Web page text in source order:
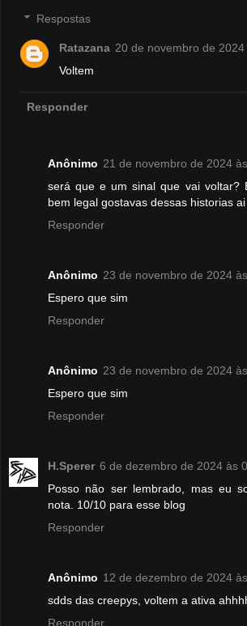
Respostas
Ratazana 20 de novembro de
Voltem
Responder
Anônimo 21 de novembro de 2024
será que e um sinal que vai voltar?
bem legal gostavas dessas historias ai
Responder
Anônimo 23 de novembro de 2024
Espero que sim
Responder
Anônimo 23 de novembro de 2024
Espero que sim
Responder
H.Sperer 6 de dezembro de 2024 às
Posso não ser lembrado, mas eu
nota. 10/10 para esse blog
Responder
Anônimo 12 de dezembro de 2024
sdds das creepys, voltem a ativa
Responder